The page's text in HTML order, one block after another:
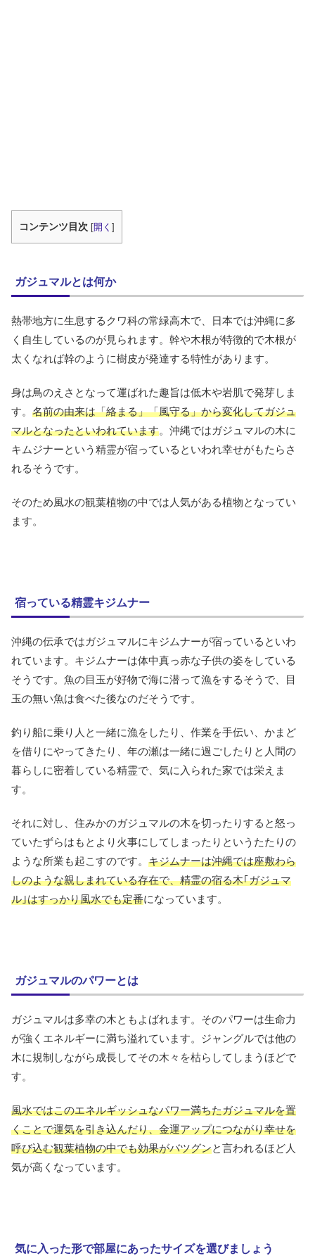
コンテンツ目次 [開く ]
ガジュマルとは何か
熱帯地方に生息するクワ科の常緑高木で、日本では沖縄に多
く自生しているのが見られます。幹や木根が特徴的で木根が
太くなれば幹のように樹皮が発達する特性があります。
身は鳥のえさとなって運ばれた趣旨は低木や岩肌で発芽しま
す。 名前の由来は「絡まる」「風守る」から変化してガジュ
マルとなったといわれています。沖縄ではガジュマルの木に
キムジナーという精霊が宿っているといわれ幸せがもたらさ
れるそうです。
そのため風水の観葉植物の中では人気がある植物となってい
ます。
宿っている精霊キジムナー
沖縄の伝承ではガジュマルにキジムナーが宿っているといわ
れています。キジムナーは体中真っ赤な子供の姿をしている
そうです。魚の目玉が好物で海に潜って漁をするそうで、目
玉の無い魚は食べた後なのだそうです。
釣り船に乗り人と一緒に漁をしたり、作業を手伝い、かまど
を借りにやってきたり、年の瀬は一緒に過ごしたりと人間の
暮らしに密着している精霊で、気に入られた家では栄えま
す。
それに対し、住みかのガジュマルの木を切ったりすると怒っ
ていたずらはもとより火事にしてしまったりというたたりの
ような所業も起こすのです。 キジムナーは沖縄では座敷わら
しのような親しまれている存在で、精霊の宿る木｢ガジュマ
ル｣はすっかり風水でも定番になっています。
ガジュマルのパワーとは
ガジュマルは多幸の木ともよばれます。そのパワーは生命力
が強くエネルギーに満ち溢れています。ジャングルでは他の
木に規制しながら成長してその木々を枯らしてしまうほどで
す。
風水ではこのエネルギッシュなパワー満ちたガジュマルを置
くことで運気を引き込んだり、金運アップにつながり幸せを
呼び込む観葉植物の中でも効果がバツグンと言われるほど人
気が高くなっています。
気に入った形で部屋にあったサイズを選びましょう